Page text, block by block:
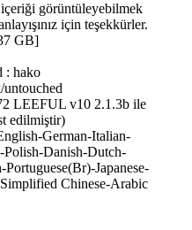
görüntüleyebilmek
için teşekkürler.
GB]
: hako
LEEFUL v10 2.1.3b ile
edilmiştir)
German-Italian-
Polish-Danish-Dutch-
Japanese-
Chinese-Arabic